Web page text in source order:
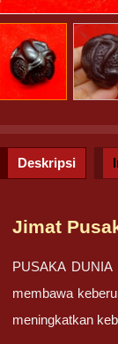
Deskripsi
Jimat
PUSAKA
membawa
meningkatkan